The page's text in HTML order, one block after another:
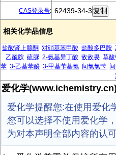
CAS登录号: 62439-34-3
相关化学品信息
盐酸肾上腺酮 对硝基苯甲酸 盐酸多巴胺
乙酰胺 硫脲 2-氨基异丁酸 敌敌畏 草
苯 3-乙基苯酚 3-甲基苄基氯 间氯氯苄
爱化学(www.ichemistry.cn)
爱化学提醒您:在使用爱化
您可以选择不使用爱化学
为对本声明全部内容的认可